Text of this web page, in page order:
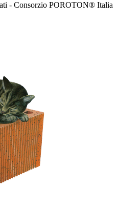
- Consorzio POROTON® Italia